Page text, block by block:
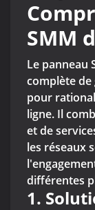
SMM
Le panneau
complète de
pour
ligne. Il
et de
les réseaux
différentes
1.